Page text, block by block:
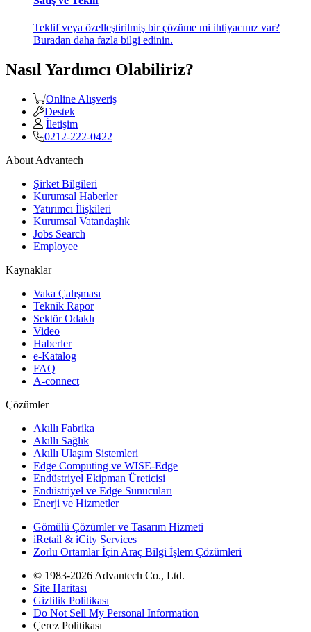
Teklif veya özelleştirilmiş bir çözüme mi ihtiyacınız var?
Buradan daha fazla bilgi edinin.
Nasıl Yardımcı Olabiliriz?
Online Alışveriş
Destek
İletişim
0212-222-0422
About Advantech
Şirket Bilgileri
Kurumsal Haberler
Yatırımcı İlişkileri
Kurumsal Vatandaşlık
Jobs Search
Employee
Kaynaklar
Vaka Çalışması
Teknik Rapor
Sektör Odaklı
Video
Haberler
e-Katalog
FAQ
A-connect
Çözümler
Akıllı Fabrika
Akıllı Sağlık
Akıllı Ulaşım Sistemleri
Edge Computing ve WISE-Edge
Endüstriyel Ekipman Üreticisi
Endüstriyel ve Edge Sunucuları
Enerji ve Hizmetler
Gömülü Çözümler ve Tasarım Hizmeti
iRetail & iCity Services
Zorlu Ortamlar İçin Araç Bilgi İşlem Çözümleri
© 1983-2026 Advantech Co., Ltd.
Site Haritası
Gizlilik Politikası
Do Not Sell My Personal Information
Çerez Politikası